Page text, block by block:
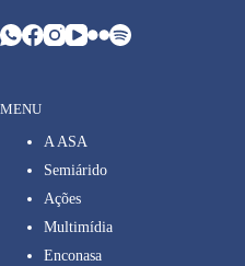
MENU
A ASA
Semiárido
Ações
Multimídia
Enconasa